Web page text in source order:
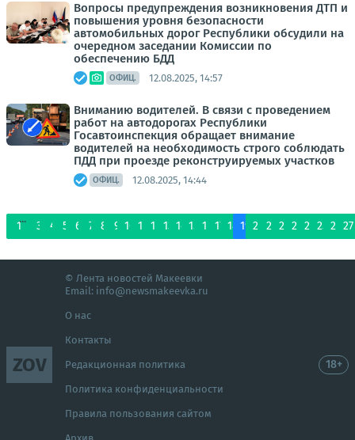
Вопросы предупреждения возникновения ДТП и
повышения уровня безопасности
автомобильных дорог Республики обсудили на
очередном заседании Комиссии по
обеспечению БДД
ОФИЦ. 12.08.2025, 14:57
Вниманию водителей. В связи с проведением
работ на автодорогах Республики
Госавтоинспекция обращает внимание
водителей на необходимость строго соблюдать
ПДД при проезде реконструируемых участков
ОФИЦ. 12.08.2025, 14:44
1
...
3 4 5 6 7 8 9 10 11 12 13 14 15 16 17 18 19 20 21 22 23 24 25 26 27
ZOV
© Лента новостей Макеевки
Email: info@newsmakeevka.ru
О нас
Контакты
Редакционная политика
Политика конфиденциальности
Правила пользования сайтом
18+